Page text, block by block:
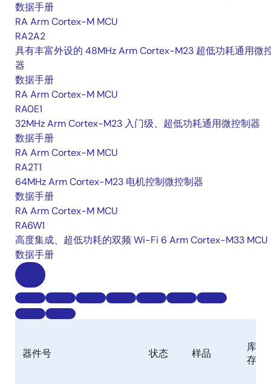
数据手册
RA Arm Cortex-M MCU
RA2A2
具有丰富外设的 48MHz Arm Cortex-M23 超低功耗通用微
器
数据手册
RA Arm Cortex-M MCU
RA0E1
32MHz Arm Cortex-M23 入门级、超低功耗通用微控制器
数据手册
RA Arm Cortex-M MCU
RA2T1
64MHz Arm Cortex-M23 电机控制微控制器
数据手册
RA Arm Cortex-M MCU
RA6W1
高度集成、超低功耗的双频 Wi-Fi 6 Arm Cortex-M33 MCU
数据手册
器件号 状态 样品
库
存